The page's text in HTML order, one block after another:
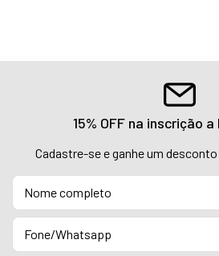
15% OFF na inscrição
Cadastre-se e ganhe um